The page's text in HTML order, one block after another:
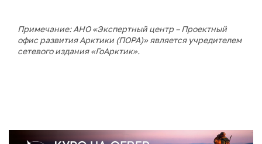
Примечание: АНО «Экспертный центр – Проектный
офис развития Арктики (ПОРА)» является учредителем
сетевого издания «ГоАрктик».